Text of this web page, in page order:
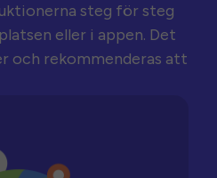
steg för steg
eller i appen. Det
och rekommenderas att